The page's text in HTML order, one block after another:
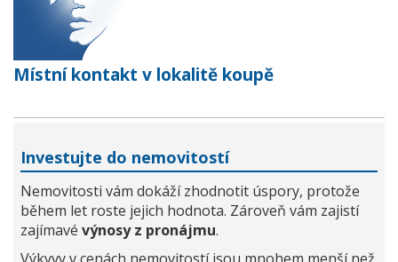
Místní kontakt v lokalitě koupě
Investujte do nemovitostí
Nemovitosti vám dokáží zhodnotit úspory, protože
během let roste jejich hodnota. Zároveň vám zajistí
zajímavé výnosy z pronájmu.